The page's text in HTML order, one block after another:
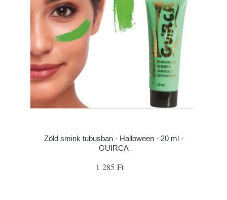
Zöld smink tubusban - Halloween - 20 ml -
GUIRCA
1 285 Ft